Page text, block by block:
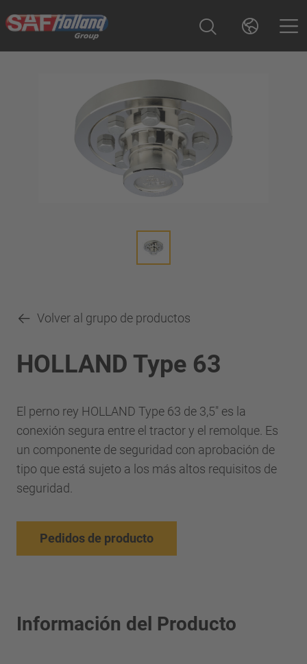
Volver al grupo de productos
HOLLAND Type 63
El perno rey HOLLAND Type 63 de 3,5" es la
conexión segura entre el tractor y el remolque. Es
un componente de seguridad con aprobación de
tipo que está sujeto a los más altos requisitos de
seguridad.
Pedidos de producto
Información del Producto